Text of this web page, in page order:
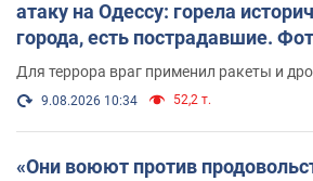
атаку на Одессу: горела
города, есть пострадавшие.
Для террора враг применил ракеты и
9.08.2026 10:34 52,2 т.
«Они воюют против